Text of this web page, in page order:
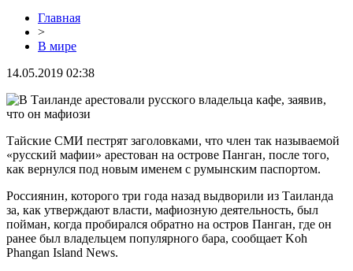
Главная
>
В мире
14.05.2019 02:38
Тайские СМИ пестрят заголовками, что член так называемой
«русский мафии» арестован на острове Панган, после того,
как вернулся под новым именем с румынским паспортом.
Россиянин, которого три года назад выдворили из Таиланда
за, как утверждают власти, мафиозную деятельность, был
пойман, когда пробирался обратно на остров Панган, где он
ранее был владельцем популярного бара, сообщает Koh
Phangan Island News.